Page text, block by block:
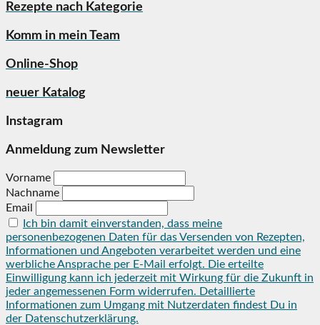
Rezepte nach Kategorie
Komm in mein Team
Online-Shop
neuer Katalog
Instagram
Anmeldung zum Newsletter
Vorname
Nachname
Email
Ich bin damit einverstanden, dass meine
personenbezogenen Daten für das Versenden von Rezepten,
Informationen und Angeboten verarbeitet werden und eine
werbliche Ansprache per E-Mail erfolgt. Die erteilte
Einwilligung kann ich jederzeit mit Wirkung für die Zukunft in
jeder angemessenen Form widerrufen. Detaillierte
Informationen zum Umgang mit Nutzerdaten findest Du in
der Datenschutzerklärung.